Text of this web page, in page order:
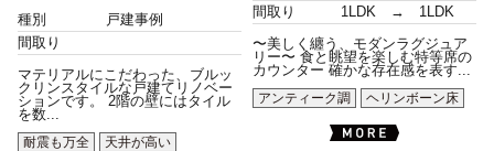
種別
戸建事例
間取り
マテリアルにこだわった、ブルッ
クリンスタイルな戸建てリノベー
ションです。 2階の壁にはタイル
を数...
耐震も万全
天井が高い
間取り
1LDK → 1LDK
〜美しく纏う、モダンラグジュア
リー〜 食と眺望を楽しむ特等席の
カウンター 確かな存在感を表す...
アンティーク調
ヘリンボーン床